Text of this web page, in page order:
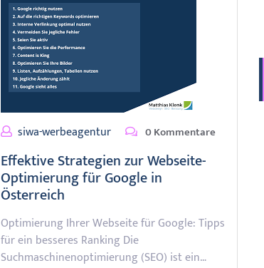
siwa-werbeagentur 0 Kommentare
Effektive Strategien zur Webseite-
Optimierung für Google in
Österreich
Optimierung Ihrer Webseite für Google: Tipps
für ein besseres Ranking Die
Suchmaschinenoptimierung (SEO) ist ein…